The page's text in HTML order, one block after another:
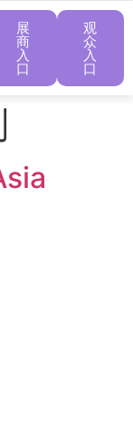
展
商
入
口
观
众
入
口